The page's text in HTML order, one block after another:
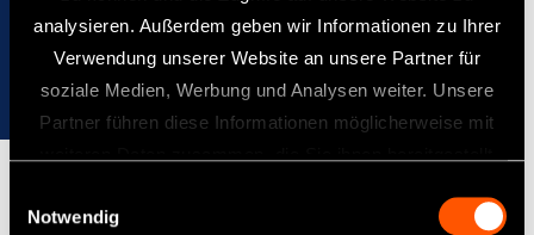
analysieren. Außerdem geben wir Informationen zu Ihrer
Verwendung unserer Website an unsere Partner für
soziale Medien, Werbung und Analysen weiter. Unsere
Partner führen diese Informationen möglicherweise mit
Notwendig
Weitere Einzelheiten zu den
Nachhaltigkeitsaktivitäten von NSK finden Sie
auf der Corporate Website.